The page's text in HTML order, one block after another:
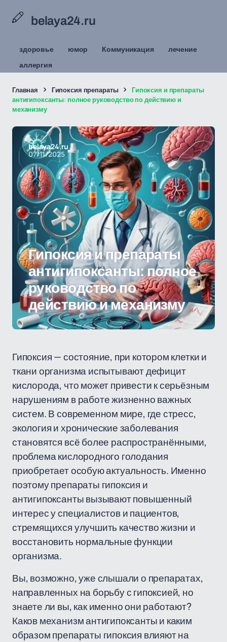
belaya24.ru
здоровье юмор Коммуникация
лечение
аллергия
Главная Гипоксия препараты
Гипоксия и препараты
антигипоксанты: полное руководство по действию и
механизму
belaya24.ru
07/11/2025
Гипоксия и препараты
антигипоксанты: полное
руководство по
действию и механизму
Гипоксия — состояние, при котором клетки и
ткани организма испытывают дефицит
кислорода, что может привести к серьёзным
нарушениям в работе жизненно важных
систем. В современном мире, где стресс,
экология и хронические заболевания
становятся всё более распространёнными,
проблема кислородного голодания
приобретает особую актуальность. Именно
поэтому препараты гипоксия и
антигипоксанты вызывают повышенный
интерес у специалистов и пациентов,
стремящихся улучшить качество жизни и
восстановить нормальные функции
организма.
Вы, возможно, уже слышали о препаратах,
направленных на борьбу с гипоксией, но
знаете ли вы, как именно они работают?
Каков механизм антигипоксанты и каким
образом препараты гипоксия влияют на